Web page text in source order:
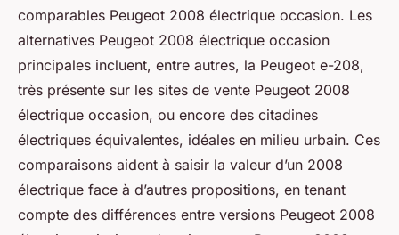
comparables Peugeot 2008 électrique occasion. Les
alternatives Peugeot 2008 électrique occasion
principales incluent, entre autres, la Peugeot e-208,
très présente sur les sites de vente Peugeot 2008
électrique occasion, ou encore des citadines
électriques équivalentes, idéales en milieu urbain. Ces
comparaisons aident à saisir la valeur d’un 2008
électrique face à d’autres propositions, en tenant
compte des différences entre versions Peugeot 2008